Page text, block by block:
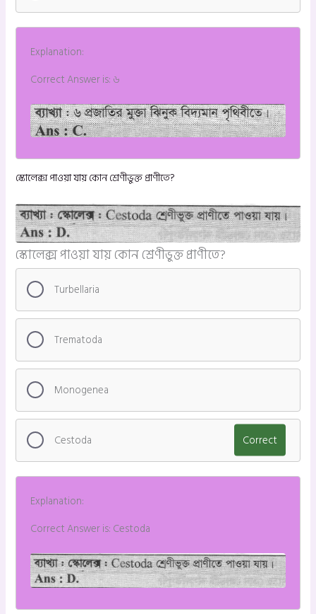
Explanation:
Correct Answer is: ৬
স্কোলেক্স পাওয়া যায় কোন শ্রেণীভুক্ত প্রাণীতে?
স্কোলেক্স পাওয়া যায় কোন শ্রেণীভুক্ত প্রাণীতে?
Turbellaria
Trematoda
Monogenea
Cestoda Correct
Explanation:
Correct Answer is: Cestoda